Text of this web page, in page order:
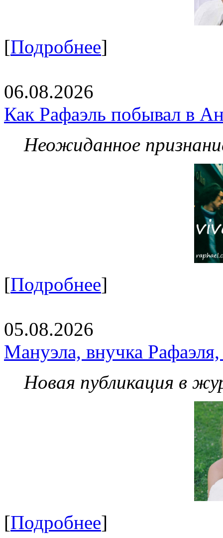
[Подробнее]
06.08.2026
Как Рафаэль побывал в
Неожиданное
[Подробнее]
05.08.2026
Мануэла, внучка
Новая публикация в
[Подробнее]